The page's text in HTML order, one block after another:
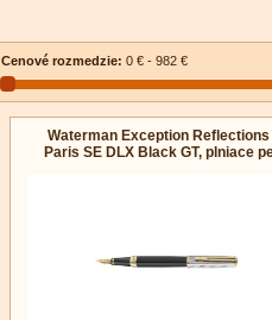
Cenové rozmedzie: 0 € - 982 €
Waterman Exception Reflections
Paris SE DLX Black GT, plniace